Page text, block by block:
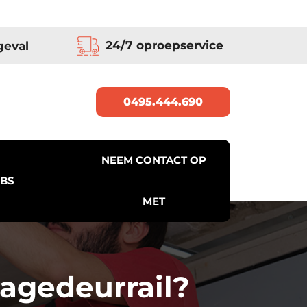
0495.444.690
24/7 oproepservice
NEEM CONTACT OP
MET